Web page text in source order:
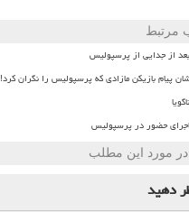
مرتبط
از جدایی از پرسپولیس
پیام بازیکن مازادی که پرسپولیس را نگران کرد!
حضور در پرسپولیس
در مورد این مطلب
دهید